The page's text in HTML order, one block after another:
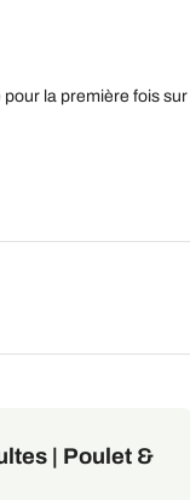
pour la première fois sur
| Poulet &